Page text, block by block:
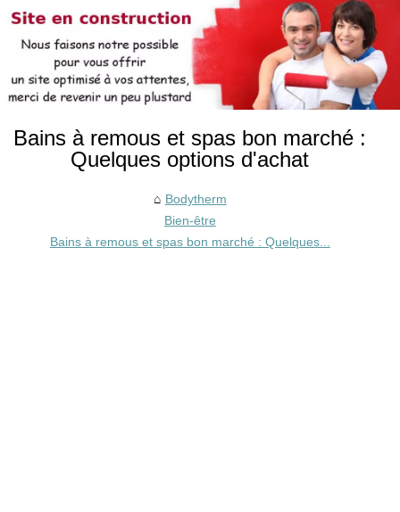
Bains à remous et spas bon marché :
Quelques options d'achat
Bodytherm
Bien-être
Bains à remous et spas bon marché : Quelques...